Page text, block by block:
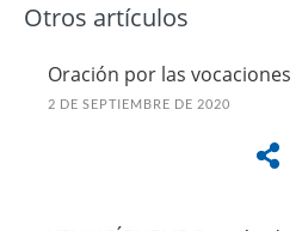
Otros artículos
Oración por las vocaciones
2 DE SEPTIEMBRE DE 2020